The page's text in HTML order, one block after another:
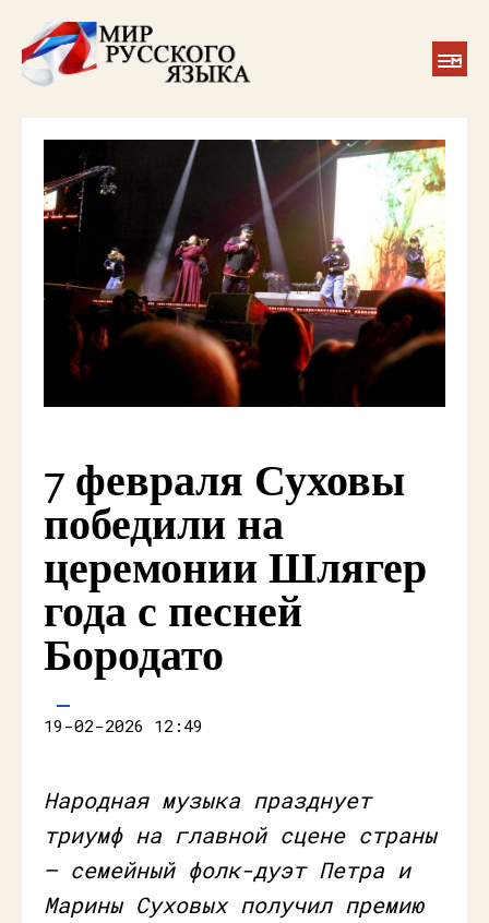
7 февраля Суховы
победили на
церемонии Шлягер
года с песней
Бородато
19-02-2026 12:49
Народная музыка празднует
триумф на главной сцене страны
– семейный фолк-дуэт Петра и
Марины Суховых получил премию